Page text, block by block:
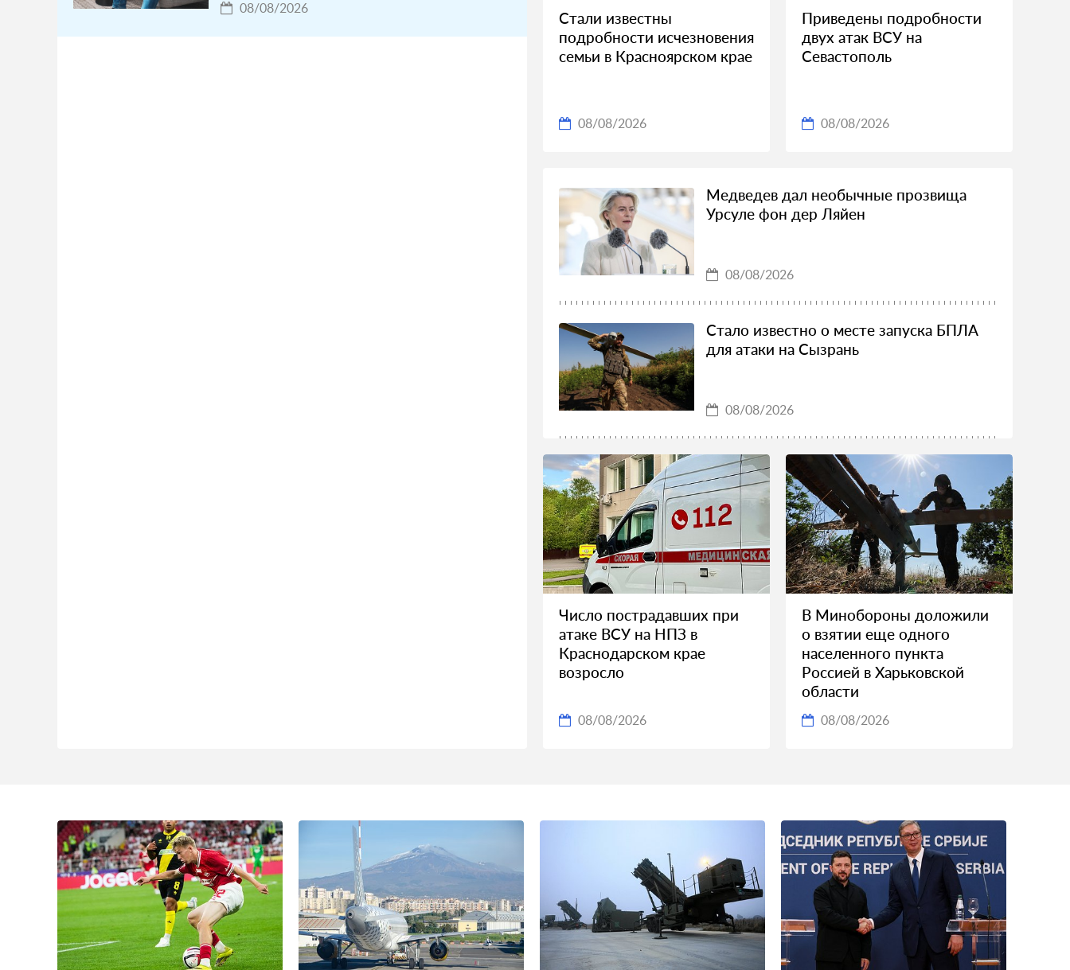
08/08/2026
Стали известны
подробности исчезновения
семьи в Красноярском крае
08/08/2026
Приведены подробности
двух атак ВСУ на
Севастополь
08/08/2026
Медведев дал необычные прозвища
Урсуле фон дер Ляйен
08/08/2026
Стало известно о месте запуска БПЛА
для атаки на Сызрань
08/08/2026
Число пострадавших при
атаке ВСУ на НПЗ в
Краснодарском крае
возросло
08/08/2026
В Минобороны доложили
о взятии еще одного
населенного пункта
Россией в Харьковской
области
08/08/2026